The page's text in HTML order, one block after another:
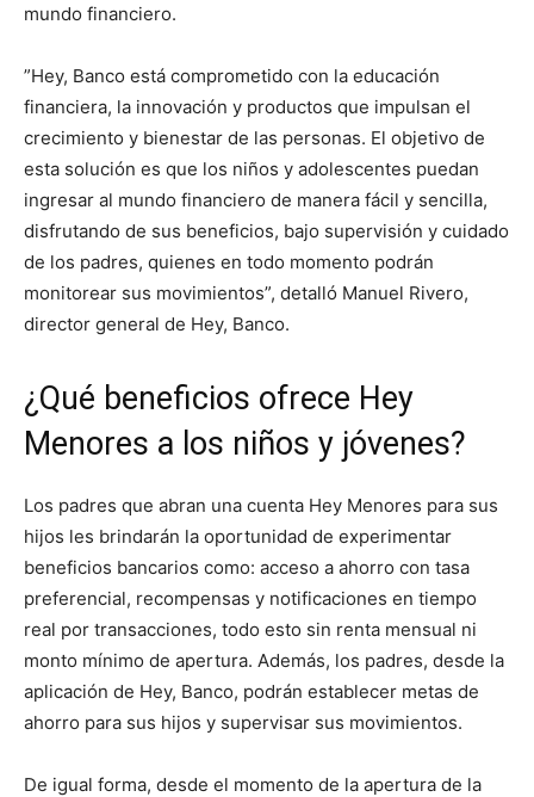
mundo financiero.
”Hey, Banco está comprometido con la educación
financiera, la innovación y productos que impulsan el
crecimiento y bienestar de las personas. El objetivo de
esta solución es que los niños y adolescentes puedan
ingresar al mundo financiero de manera fácil y sencilla,
disfrutando de sus beneficios, bajo supervisión y cuidado
de los padres, quienes en todo momento podrán
monitorear sus movimientos”, detalló Manuel Rivero,
director general de Hey, Banco.
¿Qué beneficios ofrece Hey
Menores a los niños y jóvenes?
Los padres que abran una cuenta Hey Menores para sus
hijos les brindarán la oportunidad de experimentar
beneficios bancarios como: acceso a ahorro con tasa
preferencial, recompensas y notificaciones en tiempo
real por transacciones, todo esto sin renta mensual ni
monto mínimo de apertura. Además, los padres, desde la
aplicación de Hey, Banco, podrán establecer metas de
ahorro para sus hijos y supervisar sus movimientos.
De igual forma, desde el momento de la apertura de la